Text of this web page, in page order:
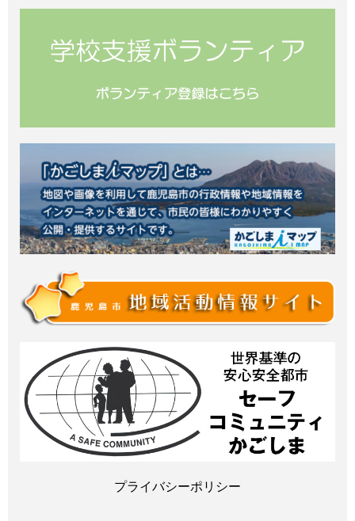
プライバシーポリシー